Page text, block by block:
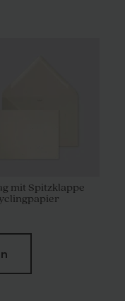
mit Spitzklappe